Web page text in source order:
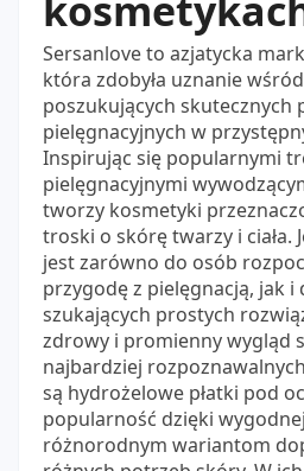
Sersanlove to azjatycka
która zdobyła uznanie
poszukujących skutecznych
pielęgnacyjnych w
Inspirując się popularnymi
pielęgnacyjnymi
tworzy kosmetyki
troski o skórę twarzy i ciała.
jest zarówno do osób
przygodę z pielęgnacją, jak
szukających prostych
zdrowy i promienny wygląd
najbardziej
są hydrożelowe płatki pod
popularność dzięki
różnorodnym wariantom